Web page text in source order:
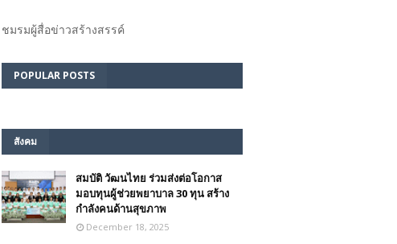
ชมรม​ผู้สื่อข่าวสร้างสรรค์​
POPULAR POSTS
สังคม
สมบัติ วัฒนไทย ร่วมส่งต่อโอกาส
มอบทุนผู้ช่วยพยาบาล 30 ทุน สร้าง
กำลังคนด้านสุขภาพ
December 18, 2025